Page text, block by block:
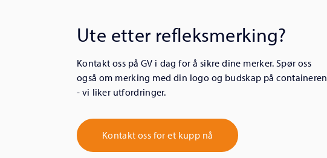
Ute etter refleksmerking?
Kontakt oss på GV i dag for å sikre dine merker. Spør oss
også om merking med din logo og budskap på containeren
- vi liker utfordringer.
Kontakt oss for et kupp nå